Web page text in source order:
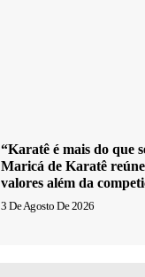
“Karatê é mais do que
Maricá de Karatê reúne
valores além da
3 De Agosto De 2026